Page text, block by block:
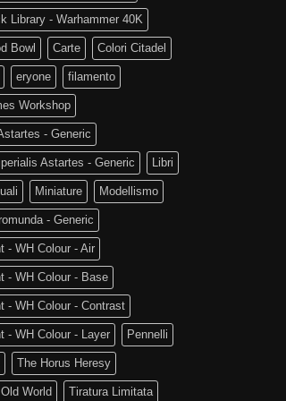
Library - Warhammer 40K
Bowl Carte Colori Citadel
eryone filamento
Workshop
- Generic
Astartes - Generic Libri
Miniature Modellismo
- Generic
- WH Colour - Air
- WH Colour - Base
- WH Colour - Contrast
- WH Colour - Layer Pennelli
The Horus Heresy
World Tiratura Limitata